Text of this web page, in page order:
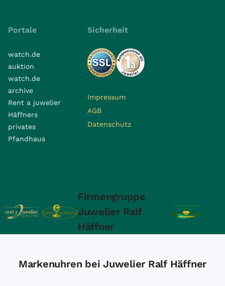
Portale
watch.de
auktion
watch.de
archive
Rent a juwelier
Häffners
privates
Pfandhaus
Sicherheit
Impressum
AGB
Datenschutz
Firmengruppe
Juwelier Ralf
Häffner
Markenuhren bei Juwelier Ralf Häffner